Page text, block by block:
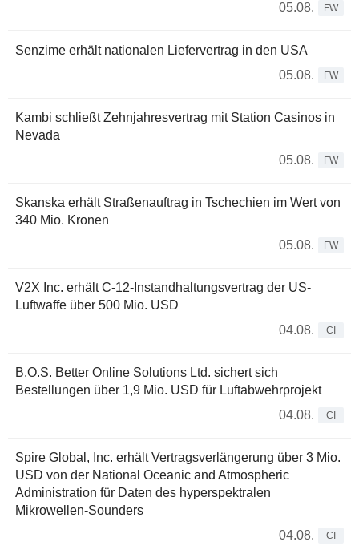
05.08.
FW
Senzime erhält nationalen Liefervertrag in den USA
05.08.
FW
Kambi schließt Zehnjahresvertrag mit Station Casinos in
Nevada
05.08.
FW
Skanska erhält Straßenauftrag in Tschechien im Wert von
340 Mio. Kronen
05.08.
FW
V2X Inc. erhält C-12-Instandhaltungsvertrag der US-
Luftwaffe über 500 Mio. USD
04.08.
CI
B.O.S. Better Online Solutions Ltd. sichert sich
Bestellungen über 1,9 Mio. USD für Luftabwehrprojekt
04.08.
CI
Spire Global, Inc. erhält Vertragsverlängerung über 3 Mio.
USD von der National Oceanic and Atmospheric
Administration für Daten des hyperspektralen
Mikrowellen-Sounders
04.08.
CI